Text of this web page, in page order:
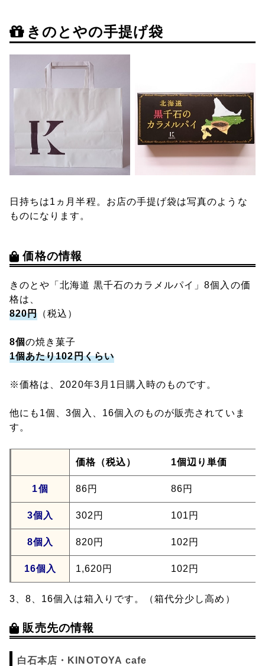
きのとやの手提げ袋
日持ちは1ヵ月半程。お店の手提げ袋は写真のような
ものになります。
価格の情報
きのとや「北海道 黒千石のカラメルパイ」8個入の価
格は、
820円 （税込）
8個の焼き菓子
1個あたり102円くらい
※価格は、2020年3月1日購入時のものです。
他にも1個、3個入、16個入のものが販売されていま
す。
価格（税込） 1個辺り単価
1個 86円 86円
3個入 302円 101円
8個入 820円 102円
16個入 1,620円 102円
3、8、16個入は箱入りです。（箱代分少し高め）
販売先の情報
白石本店・KINOTOYA cafe